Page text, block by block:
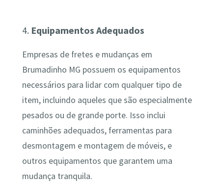
4. Equipamentos Adequados
Empresas de fretes e mudanças em
Brumadinho MG possuem os equipamentos
necessários para lidar com qualquer tipo de
item, incluindo aqueles que são especialmente
pesados ou de grande porte. Isso inclui
caminhões adequados, ferramentas para
desmontagem e montagem de móveis, e
outros equipamentos que garantem uma
mudança tranquila.